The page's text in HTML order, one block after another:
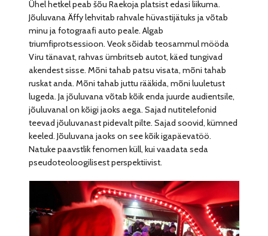
Ühel hetkel peab šõu Raekoja platsist edasi liikuma.
Jõuluvana Äffy lehvitab rahvale hüvastijätuks ja võtab
minu ja fotograafi auto peale. Algab
triumfiprotsessioon. Veok sõidab teosammul mööda
Viru tänavat, rahvas ümbritseb autot, käed tungivad
akendest sisse. Mõni tahab patsu visata, mõni tahab
ruskat anda. Mõni tahab juttu rääkida, mõni luuletust
lugeda. Ja jõuluvana võtab kõik enda juurde audientsile,
jõuluvanal on kõigi jaoks aega. Sajad nutitelefonid
teevad jõuluvanast pidevalt pilte. Sajad soovid, kümned
keeled. Jõuluvana jaoks on see kõik igapäevatöö.
Natuke paavstlik fenomen küll, kui vaadata seda
pseudoteoloogilisest perspektiivist.